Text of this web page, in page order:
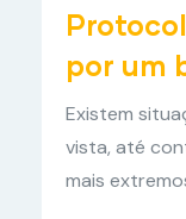
por um
Existem
vista, até
mais